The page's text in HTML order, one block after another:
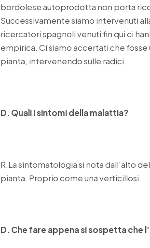
bordolese autoprodotta non porta
Successivamente siamo intervenuti
ricercatori spagnoli venuti fin qui ci
empirica. Ci siamo accertati che
pianta, intervenendo sulle radici.
D. Quali i sintomi della malattia?
R.La sintomatologia si nota dall’alto
pianta. Proprio come una verticillosi.
D. Che fare appena si sospetta